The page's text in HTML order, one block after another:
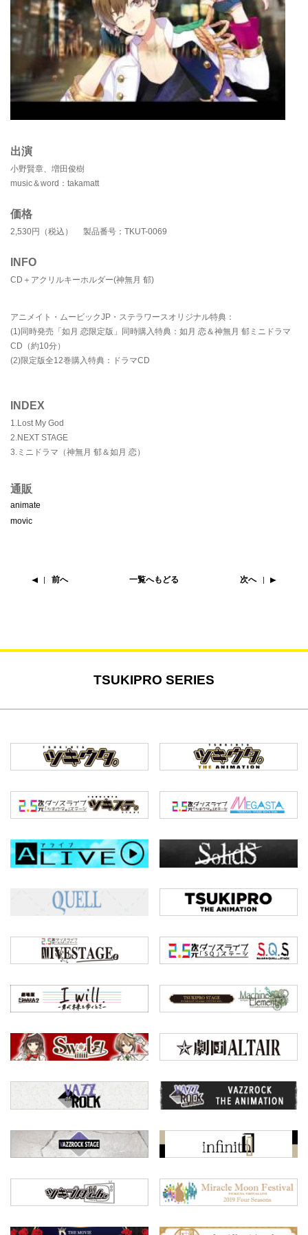
出演
小野賢章、増田俊樹
music＆word：takamatt
価格
2,530円（税込） 製品番号：TKUT-0069
INFO
CD＋アクリルキーホルダー(神無月 郁)
アニメイト・ムービックJP・ステラワースオリジナル特典：
(1)同時発売「如月 恋限定版」同時購入特典：如月 恋＆神無月 郁ミニドラマ
CD（約10分）
(2)限定版全12巻購入特典：ドラマCD
INDEX
1.Lost My God
2.NEXT STAGE
3.ミニドラマ（神無月 郁＆如月 恋）
通販
animate
movic
前へ 一覧へもどる 次へ
TSUKIPRO SERIES